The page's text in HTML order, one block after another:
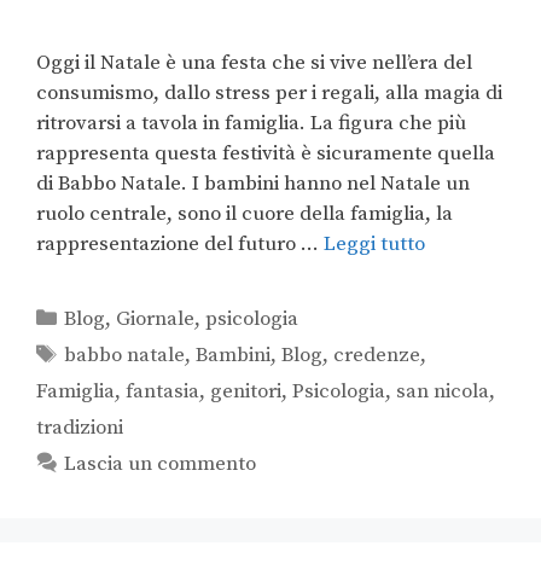
Oggi il Natale è una festa che si vive nell’era del
consumismo, dallo stress per i regali, alla magia di
ritrovarsi a tavola in famiglia. La figura che più
rappresenta questa festività è sicuramente quella
di Babbo Natale. I bambini hanno nel Natale un
ruolo centrale, sono il cuore della famiglia, la
rappresentazione del futuro … Leggi tutto
Blog, Giornale,psicologia
babbo natale,Bambini,Blog, credenze,
Famiglia, fantasia, genitori, Psicologia, san nicola,
tradizioni
Lascia un commento